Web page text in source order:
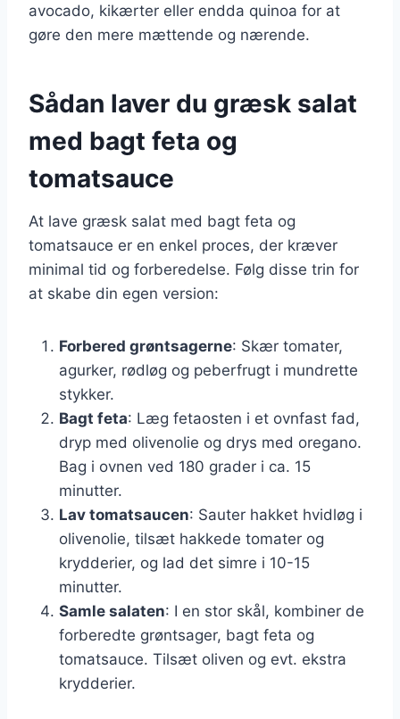
avocado, kikærter eller endda quinoa for at
gøre den mere mættende og nærende.
Sådan laver du græsk salat
med bagt feta og
tomatsauce
At lave græsk salat med bagt feta og
tomatsauce er en enkel proces, der kræver
minimal tid og forberedelse. Følg disse trin for
at skabe din egen version:
Forbered grøntsagerne: Skær tomater,
agurker, rødløg og peberfrugt i mundrette
stykker.
Bagt feta: Læg fetaosten i et ovnfast fad,
dryp med olivenolie og drys med oregano.
Bag i ovnen ved 180 grader i ca. 15
minutter.
Lav tomatsaucen: Sauter hakket hvidløg i
olivenolie, tilsæt hakkede tomater og
krydderier, og lad det simre i 10-15
minutter.
Samle salaten: I en stor skål, kombiner de
forberedte grøntsager, bagt feta og
tomatsauce. Tilsæt oliven og evt. ekstra
krydderier.